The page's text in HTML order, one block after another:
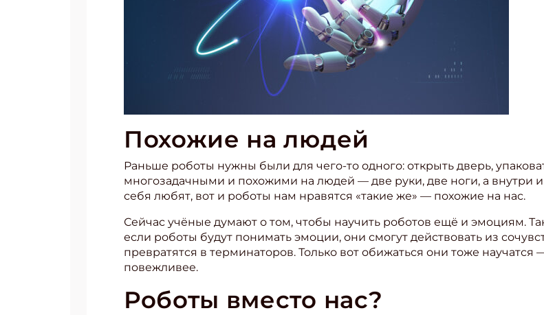
Похожие на людей
Раньше роботы нужны были для чего-то одного: открыть дверь,
многозадачными и похожими на людей — две руки, две ноги, а внутри
себя любят, вот и роботы нам нравятся «такие же» — похожие на нас.
Сейчас учёные думают о том, чтобы научить роботов ещё и эмоциям.
если роботы будут понимать эмоции, они смогут действовать из
превратятся в терминаторов. Только вот обижаться они тоже
повежливее.
Роботы вместо нас?
Укажите Ваш Email